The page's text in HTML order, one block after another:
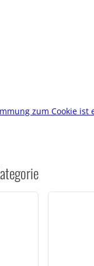
zum Cookie ist